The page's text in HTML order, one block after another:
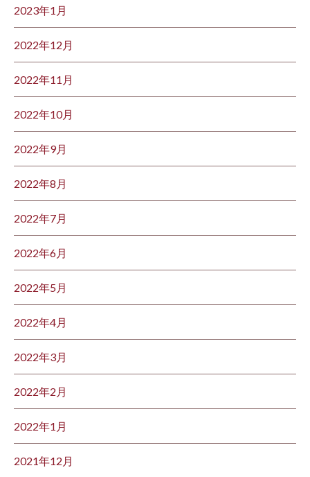
2023年1月
2022年12月
2022年11月
2022年10月
2022年9月
2022年8月
2022年7月
2022年6月
2022年5月
2022年4月
2022年3月
2022年2月
2022年1月
2021年12月